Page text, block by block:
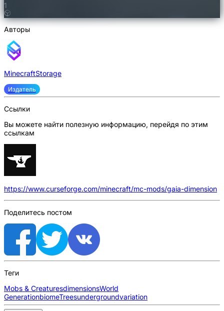
1
Авторы
MinecraftStorage
Издатель
Ссылки
Вы можете найти полезную информацию, перейдя по этим
ссылкам
https://www.curseforge.com/minecraft/mc-mods/gaia-dimension
Поделитесь постом
Теги
Mobs & CreaturesdimensionsWorld
GenerationbiomeTreesundergroundvariation